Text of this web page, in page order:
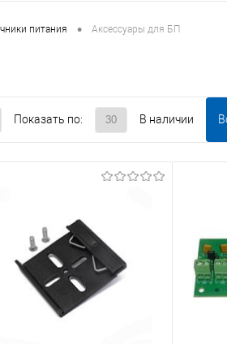
питания • Аксессуары для БП
Показать по: В наличии